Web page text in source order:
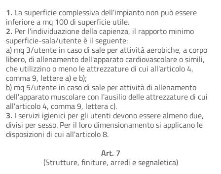
1. La superficie complessiva dell'impianto non può essere
inferiore a mq 100 di superficie utile.
2. Per l'individuazione della capienza, il rapporto minimo
superficie-sala/utente è il seguente:
a) mq 3/utente in caso di sale per attività aerobiche, a corpo
libero, di allenamento dell'apparato cardiovascolare o simili,
che utilizzino o meno le attrezzature di cui all'articolo 4,
comma 9, lettere a) e b);
b) mq 5/utente in caso di sale per attività di allenamento
dell'apparato muscolare con l'ausilio delle attrezzature di cui
all'articolo 4, comma 9, lettera c).
3. I servizi igienici per gli utenti devono essere almeno due,
divisi per sesso. Per il loro dimensionamento si applicano le
disposizioni di cui all'articolo 8.
Art. 7
(Strutture, finiture, arredi e segnaletica)